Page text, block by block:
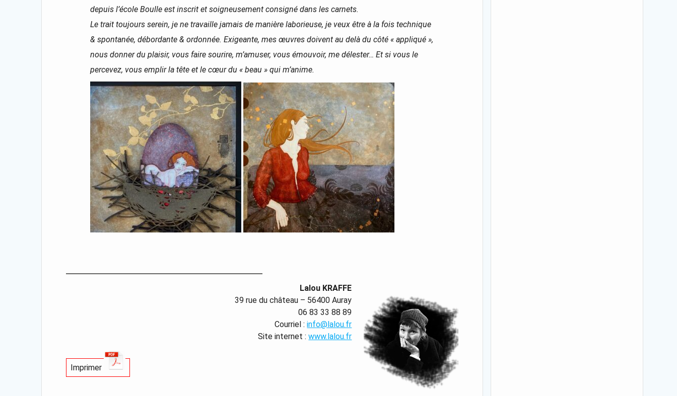
depuis l’école Boulle est inscrit et soigneusement consigné dans les carnets.
Le trait toujours serein, je ne travaille jamais de manière laborieuse, je veux être à la fois technique
& spontanée, débordante & ordonnée. Exigeante, mes œuvres doivent au delà du côté « appliqué »,
nous donner du plaisir, vous faire sourire, m’amuser, vous émouvoir, me délester… Et si vous le
percevez, vous emplir la tête et le cœur du « beau » qui m’anime.
Lalou KRAFFE
39 rue du château – 56400 Auray
06 83 33 88 89
Courriel :info@lalou.fr
Site internet :www.lalou.fr
Imprimer